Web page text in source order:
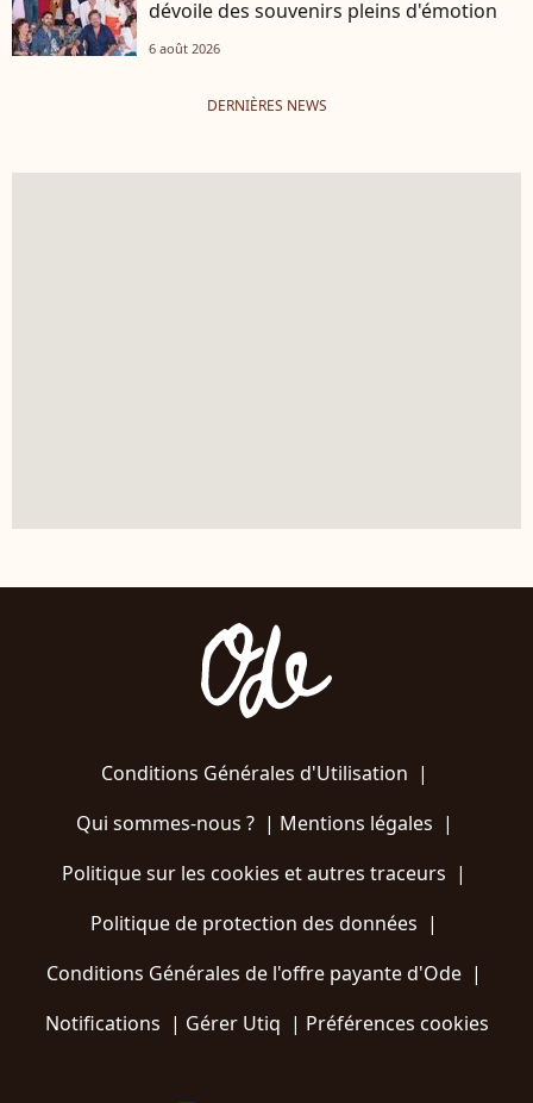
dévoile des souvenirs pleins d'émotion
6 août 2026
DERNIÈRES NEWS
Conditions Générales d'Utilisation |
Qui sommes-nous ?| Mentions légales |
Politique sur les cookies et autres traceurs |
Politique de protection des données |
Conditions Générales de l'offre payante d'Ode |
Notifications | Gérer Utiq | Préférences cookies